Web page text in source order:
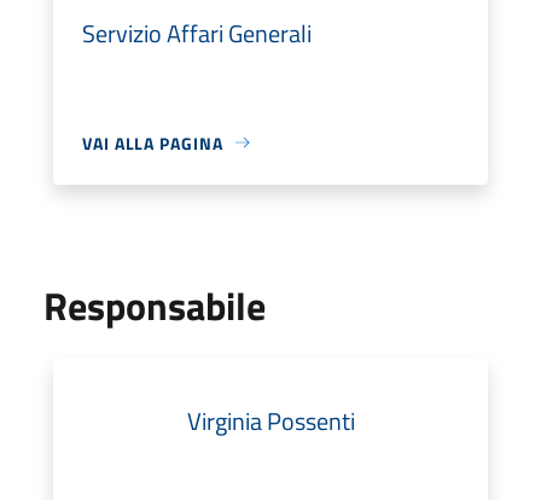
Servizio Affari Generali
VAI ALLA PAGINA
Responsabile
Virginia Possenti